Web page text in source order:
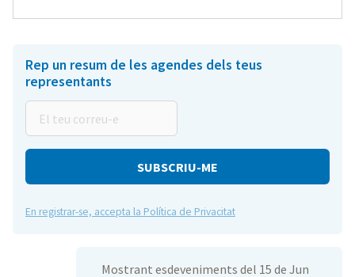
Rep un resum de les agendes dels teus
representants
teu
correu-
En registrar-se, accepta la Política de Privacitat
Mostrant esdeveniments del 15 de Jun